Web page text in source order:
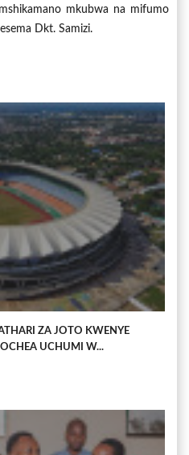
mkubwa na mifumo
Dkt. Samizi.
ZA JOTO KWENYE
UCHUMI W...